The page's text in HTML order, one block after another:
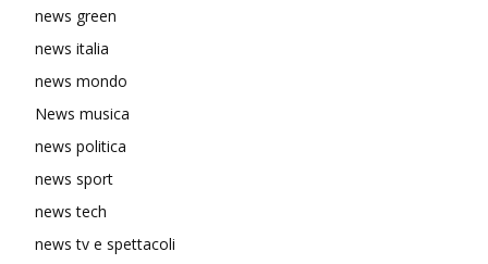
news green
news italia
news mondo
News musica
news politica
news sport
news tech
news tv e spettacoli